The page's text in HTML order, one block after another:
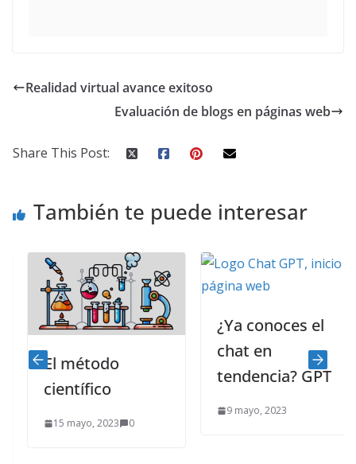
Realidad virtual avance exitoso
Evaluación de blogs en páginas web
Share This Post:
También te puede interesar
El método
científico
15 mayo, 2023 0
¿Ya conoces el
chat en
tendencia? GPT
9 mayo, 2023